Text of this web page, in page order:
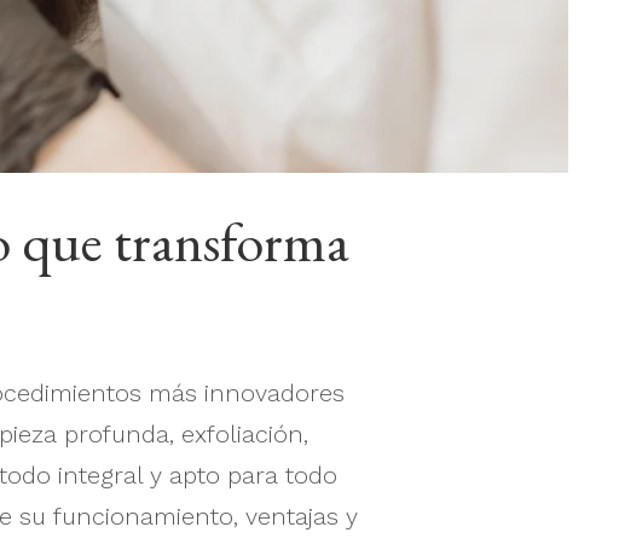
que transforma
más innovadores
profunda, exfoliación,
integral y apto para todo
su funcionamiento, ventajas y